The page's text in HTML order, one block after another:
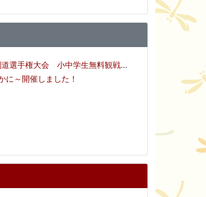
小中学生無料観戦のご招待について
に～開催しました！